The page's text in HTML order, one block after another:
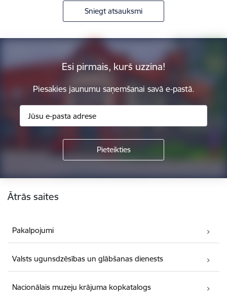
Sniegt atsauksmi
Esi pirmais, kurš uzzina!
Piesakies jaunumu saņemšanai savā e-pastā.
Ātrās saites
Pakalpojumi
Valsts ugunsdzēsības un glābšanas dienests
Nacionālais muzeju krājuma kopkatalogs